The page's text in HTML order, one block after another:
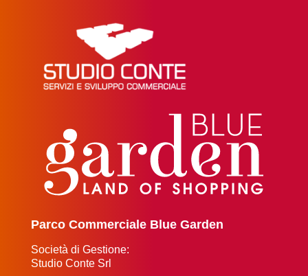
Parco Commerciale Blue Garden
Società di Gestione:
Studio Conte Srl